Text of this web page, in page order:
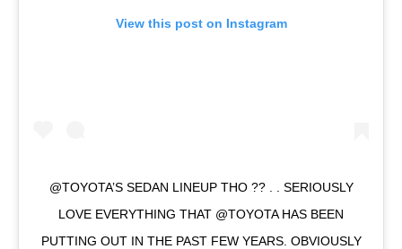
View this post on Instagram
@TOYOTA’S SEDAN LINEUP THO ?? . . SERIOUSLY
LOVE EVERYTHING THAT @TOYOTA HAS BEEN
PUTTING OUT IN THE PAST FEW YEARS. OBVIOUSLY